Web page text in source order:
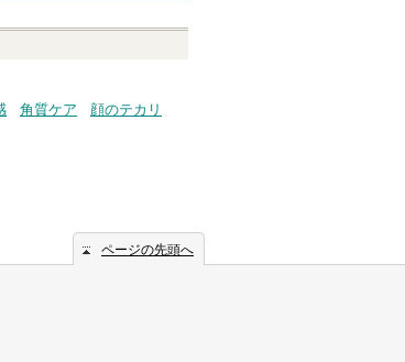
角質ケア
顔のテカリ
ページの先頭へ